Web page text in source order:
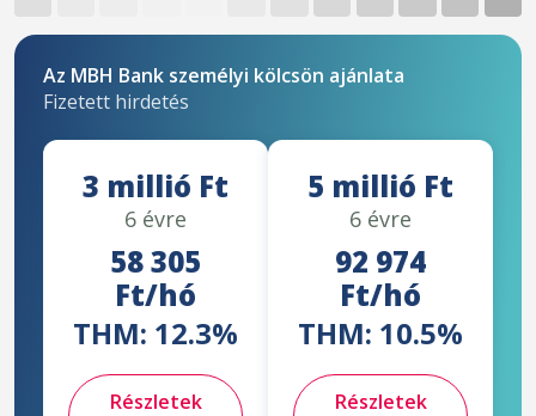
Az MBH Bank személyi kölcsön ajánlata
Fizetett hirdetés
3 millió Ft
6 évre
58 305
Ft/hó
THM: 12.3%
Részletek
5 millió Ft
6 évre
92 974
Ft/hó
THM: 10.5%
Részletek